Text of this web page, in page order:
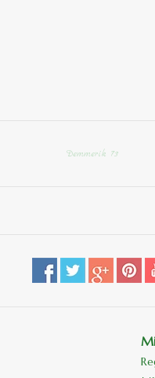
Demmerik 73